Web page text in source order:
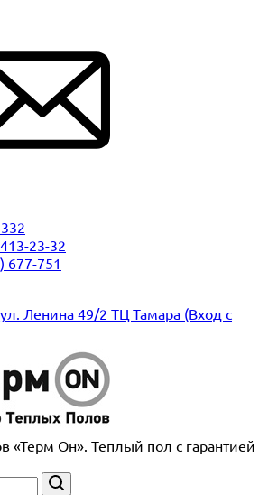
23-32
677-751
ул. Ленина 49/2 ТЦ Тамара (Вход с
«Терм Он». Теплый пол с гарантией